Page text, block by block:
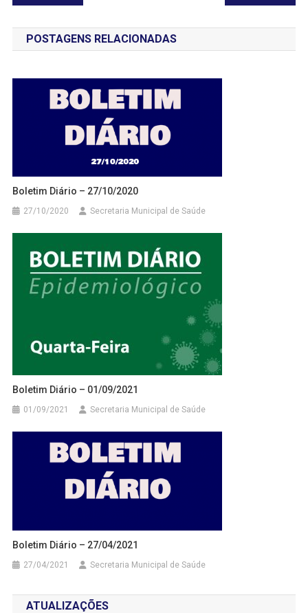
de
Post
POSTAGENS RELACIONADAS
Boletim Diário – 27/10/2020
27/10/2020 Secretaria Municipal de Saúde
Boletim Diário – 01/09/2021
01/09/2021 Secretaria Municipal de Saúde
Boletim Diário – 27/04/2021
27/04/2021 Secretaria Municipal de Saúde
ATUALIZAÇÕES